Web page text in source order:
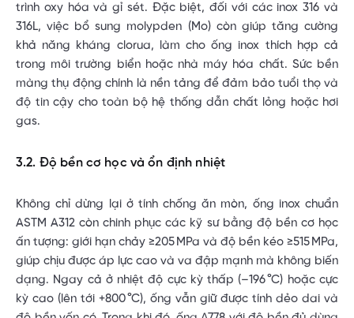
trình oxy hóa và gỉ sét. Đặc biệt, đối với các inox 316 và
316L, việc bổ sung molypden (Mo) còn giúp tăng cường
khả năng kháng clorua, làm cho ống inox thích hợp cả
trong môi trường biển hoặc nhà máy hóa chất. Sức bền
màng thụ động chính là nền tảng để đảm bảo tuổi thọ và
độ tin cậy cho toàn bộ hệ thống dẫn chất lỏng hoặc hơi
gas.
3.2. Độ bền cơ học và ổn định nhiệt
Không chỉ dừng lại ở tính chống ăn mòn, ống inox chuẩn
ASTM A312 còn chinh phục các kỹ sư bằng độ bền cơ học
ấn tượng: giới hạn chảy ≥205 MPa và độ bền kéo ≥515 MPa,
giúp chịu được áp lực cao và va đập mạnh mà không biến
dạng. Ngay cả ở nhiệt độ cực kỳ thấp (–196 °C) hoặc cực
kỳ cao (lên tới +800 °C), ống vẫn giữ được tính dẻo dai và